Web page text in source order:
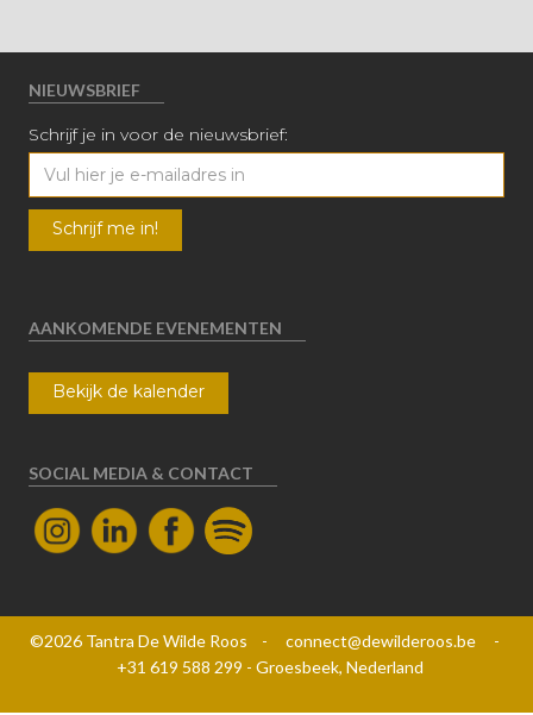
NIEUWSBRIEF
Schrijf je in voor de nieuwsbrief:
AANKOMENDE EVENEMENTEN
Bekijk de kalender
SOCIAL MEDIA & CONTACT
©2026 Tantra De Wilde Roos - connect@dewilderoos.be -
+31 619 588 299 - Groesbeek, Nederland